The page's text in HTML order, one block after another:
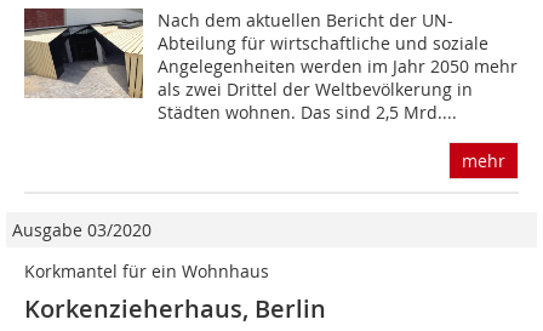
Nach dem aktuellen Bericht der UN-
Abteilung für wirtschaftliche und soziale
Angelegenheiten werden im Jahr 2050 mehr
als zwei Drittel der Weltbevölkerung in
Städten wohnen. Das sind 2,5 Mrd....
mehr
Ausgabe 03/2020
Korkmantel für ein Wohnhaus
Korkenzieherhaus, Berlin